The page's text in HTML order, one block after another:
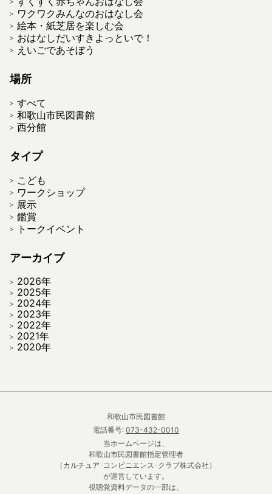
ワクワクみんなのおはなし会
絵本・紙芝居を楽しむ会
おはなしだいすきよっといで！
えいごであそぼう
場所
すべて
和歌山市民図書館
西分館
タイプ
こども
ワークショップ
展示
鑑賞
トークイベント
アーカイブ
2026年
2025年
2024年
2023年
2022年
2021年
2020年
和歌山市民図書館
電話番号: 073-432-0010
当ホームページは、
和歌山市民図書館指定管理者
（カルチュア･コンビニエンス･クラブ株式会社）
が運営しています。
視聴覚資料データの一部は、